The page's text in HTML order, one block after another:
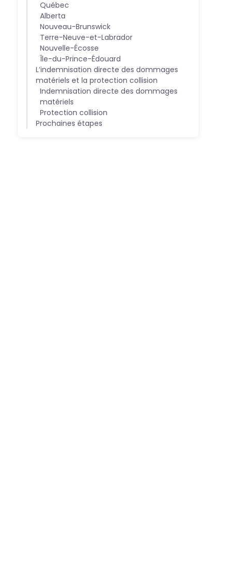
Québec
Alberta
Nouveau-Brunswick
Terre-Neuve-et-Labrador
Nouvelle-Écosse
Île-du-Prince-Édouard
L’indemnisation directe des dommages
matériels et la protection collision
Indemnisation directe des dommages
matériels
Protection collision
Prochaines étapes